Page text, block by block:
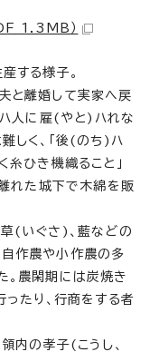
1.3MB）
する様子。
と離婚して実家へ戻
ハ人に雇(やと)ハれな
しく、「後(のち)ハ
ひき機織ること」
離れた城下で木綿を販
(いぐさ)、藍などの
作農や小作農の多
。農閑期には炭焼き
たり、行商をする者
内の孝子(こうし、